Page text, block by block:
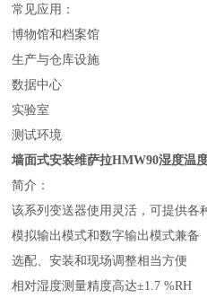
常见应用：
博物馆和档案馆
生产与仓库设施
数据中心
实验室
测试环境
墙面式安装维萨拉HMW90湿度温
简介：
该系列变送器使用灵活，可提供各
模拟输出模式和数字输出模式兼备
选配、安装和现场调整相当方便
相对湿度测量精度高达±1.7 %RH